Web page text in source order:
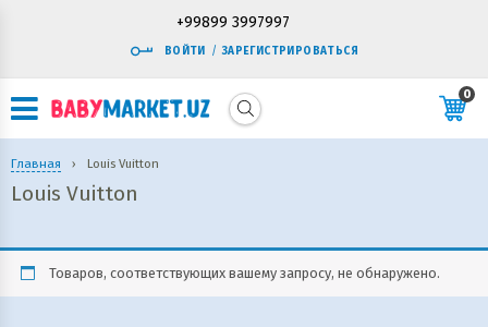
+99899 3997997
ВОЙТИ / ЗАРЕГИСТРИРОВАТЬСЯ
0
Главная › Louis Vuitton
Louis Vuitton
Товаров, соответствующих вашему запросу, не обнаружено.